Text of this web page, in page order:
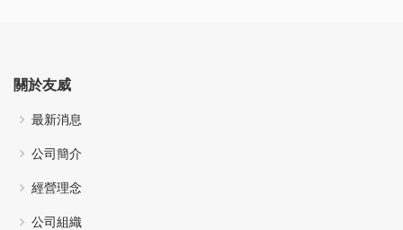
關於友威
最新消息
公司簡介
經營理念
公司組織